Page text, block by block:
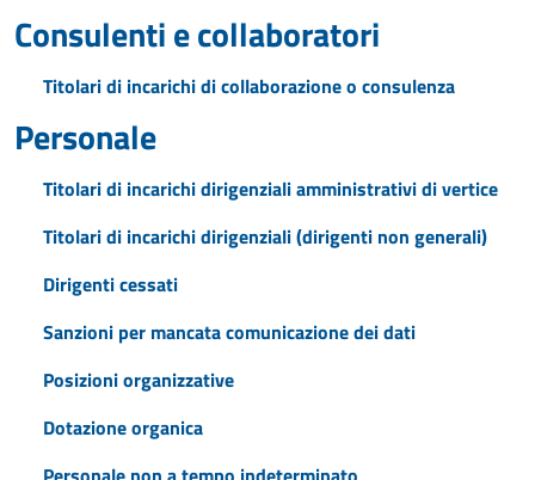
Consulenti e collaboratori
Titolari di incarichi di collaborazione o consulenza
Personale
Titolari di incarichi dirigenziali amministrativi di vertice
Titolari di incarichi dirigenziali (dirigenti non generali)
Dirigenti cessati
Sanzioni per mancata comunicazione dei dati
Posizioni organizzative
Dotazione organica